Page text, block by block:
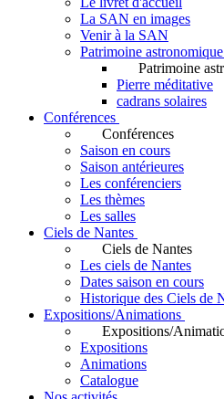
La SAN en images
Venir à la SAN
Patrimoine
Patrimoine
Pierre méditative
cadrans solaires
Conférences
Conférences
Saison en cours
Saison antérieures
Les conférenciers
Les thèmes
Les salles
Ciels de Nantes
Ciels de Nantes
Les ciels de Nantes
Dates saison en cours
Historique des Ciels de
Expositions/Animations
Expositions/
Expositions
Animations
Catalogue